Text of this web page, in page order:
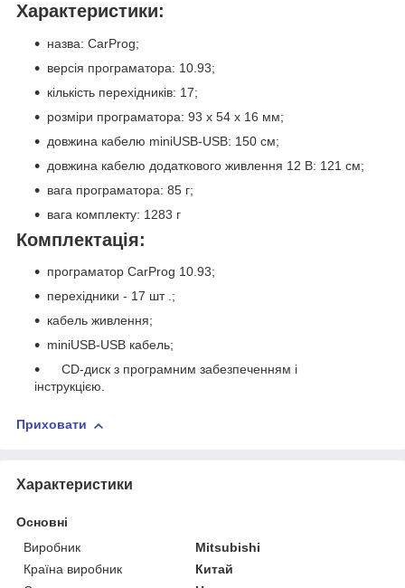
Характеристики:
назва: CarProg;
версія програматора: 10.93;
кількість перехідників: 17;
розміри програматора: 93 х 54 х 16 мм;
довжина кабелю miniUSB-USB: 150 см;
довжина кабелю додаткового живлення 12 В: 121 см;
вага програматора: 85 г;
вага комплекту: 1283 г
Комплектація:
програматор CarProg 10.93;
перехідники - 17 шт .;
кабель живлення;
miniUSB-USB кабель;
CD-диск з програмним забезпеченням і
інструкцією.
Приховати
Характеристики
Основні
Виробник
Mitsubishi
Країна виробник
Китай